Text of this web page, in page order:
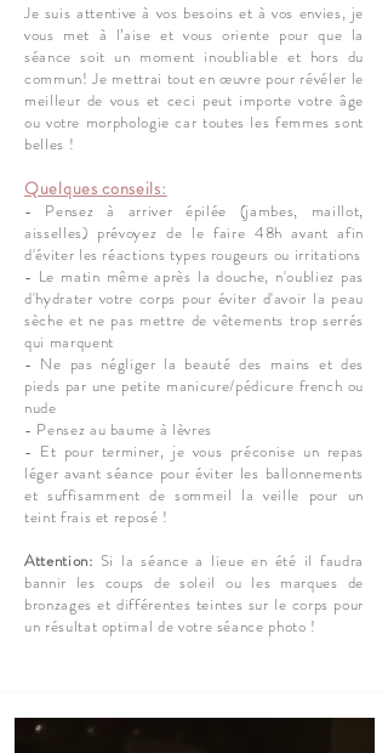
Je suis attentive à vos besoins et à vos envies, je
vous met à l’aise et vous oriente pour que la
séance soit un moment inoubliable et hors du
commun! Je mettrai tout en œuvre pour révéler le
meilleur de vous et ceci peut importe votre âge
ou votre morphologie car toutes les femmes sont
belles !
Quelques conseils:
- Pensez à arriver épilée (jambes, maillot,
aisselles) prévoyez de le faire 48h avant afin
d'éviter les réactions types rougeurs ou irritations
- Le matin même après la douche, n'oubliez pas
d'hydrater votre corps pour éviter d'avoir la peau
sèche et ne pas mettre de vêtements trop serrés
qui marquent
- Ne pas négliger la beauté des mains et des
pieds par une petite manicure/pédicure french ou
nude
- Pensez au baume à lèvres
- Et pour terminer, je vous préconise un repas
léger avant séance pour éviter les ballonnements
et suffisamment de sommeil la veille pour un
teint frais et reposé !
Attention: Si la séance a lieue en été il faudra
bannir les coups de soleil ou les marques de
bronzages et différentes teintes sur le corps pour
un résultat optimal de votre séance photo !